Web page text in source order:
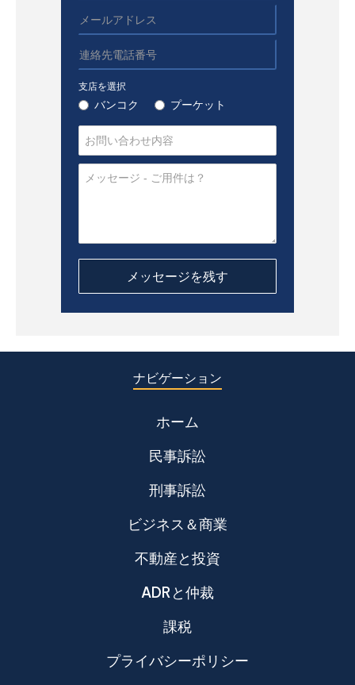
支店を選択
バンコク プーケット
ナビゲーション
ホーム
民事訴訟
刑事訴訟
ビジネス＆商業
不動産と投資
ADRと仲裁
課税
プライバシーポリシー